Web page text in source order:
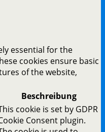
essential for the
cookies ensure basic
of the website,
Beschreibung
cookie is set by GDPR
Consent plugin.